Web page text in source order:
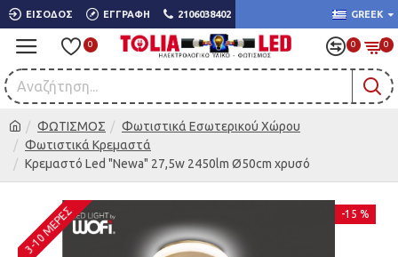
ΕΊΣΟΔΟΣ ΕΓΓΡΑΦΉ 2106038402 GREEK
0 0 0
ΦΩΤΙΣΜΟΣ
Φωτιστικά Εσωτερικού Χώρου
Φωτιστικά Κρεμαστά
Κρεμαστό Led "Newa" 27,5w 2450lm Ø50cm χρυσό
-15 %
3-10 ΜΈΡΕΣ